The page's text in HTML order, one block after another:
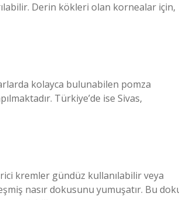
Derin kökleri olan kornealar için,
kolayca bulunabilen pomza
Türkiye’de ise Sivas,
kremler gündüz kullanılabilir veya
nasır dokusunu yumuşatır. Bu